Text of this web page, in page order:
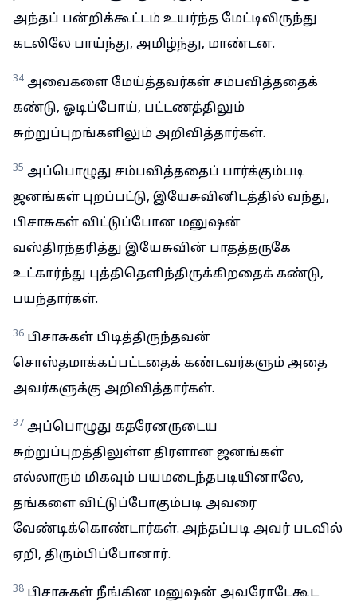
அந்தப் பன்றிக்கூட்டம் உயர்ந்த மேட்டிலிருந்து
கடலிலே பாய்ந்து, அமிழ்ந்து, மாண்டன.
34 அவைகளை மேய்த்தவர்கள் சம்பவித்ததைக்
கண்டு, ஓடிப்போய், பட்டணத்திலும்
சுற்றுப்புறங்களிலும் அறிவித்தார்கள்.
35 அப்பொழுது சம்பவித்ததைப் பார்க்கும்படி
ஜனங்கள் புறப்பட்டு, இயேசுவினிடத்தில் வந்து,
பிசாசுகள் விட்டுப்போன மனுஷன்
வஸ்திரந்தரித்து இயேசுவின் பாதத்தருகே
உட்கார்ந்து புத்திதெளிந்திருக்கிறதைக் கண்டு,
பயந்தார்கள்.
36 பிசாசுகள் பிடித்திருந்தவன்
சொஸ்தமாக்கப்பட்டதைக் கண்டவர்களும் அதை
அவர்களுக்கு அறிவித்தார்கள்.
37 அப்பொழுது கதரேனருடைய
சுற்றுப்புறத்திலுள்ள திரளான ஜனங்கள்
எல்லாரும் மிகவும் பயமடைந்தபடியினாலே,
தங்களை விட்டுப்போகும்படி அவரை
வேண்டிக்கொண்டார்கள். அந்தப்படி அவர் படவில்
ஏறி, திரும்பிப்போனார்.
38 பிசாசுகள் நீங்கின மனுஷன் அவரோடேகூட